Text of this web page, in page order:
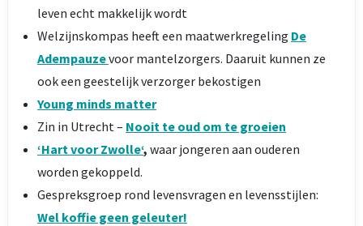
leven echt makkelijk wordt
Welzijnskompas heeft een maatwerkregeling De
Adempauzevoor mantelzorgers. Daaruit kunnen ze
ook een geestelijk verzorger bekostigen
Young minds matter
Zin in Utrecht – Nooit te oud om te groeien
‘Hart voor Zwolle‘, waar jongeren aan ouderen
worden gekoppeld.
Gespreksgroep rond levensvragen en levensstijlen:
Wel koffie geen geleuter!